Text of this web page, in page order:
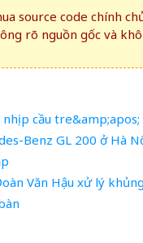
source code chính
rõ nguồn gốc và
cầu
Benz GL 200 ở Hà
Văn Hậu xử lý